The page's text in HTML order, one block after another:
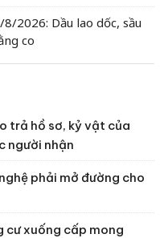
2026: Dầu lao dốc, sầu
co
trả hồ sơ, kỷ vật của
người nhận
phải mở đường cho
cư xuống cấp mong